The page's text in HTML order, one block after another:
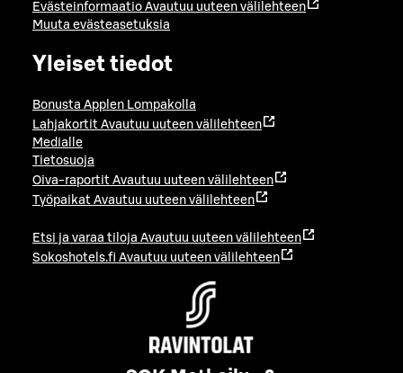
Evästeinformaatio Avautuu uuteen välilehteen
Muuta evästeasetuksia
Yleiset tiedot
Bonusta Applen Lompakolla
Lahjakortit Avautuu uuteen välilehteen
Medialle
Tietosuoja
Oiva-raportit Avautuu uuteen välilehteen
Työpaikat Avautuu uuteen välilehteen
Etsi ja varaa tiloja Avautuu uuteen välilehteen
Sokoshotels.fi Avautuu uuteen välilehteen